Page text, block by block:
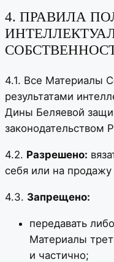
4. ПРАВИЛА
4.1. Все Материалы
результатами
Дины Беляевой
законодательством
4.2. Разрешено:
себя или на
4.3. Запрещено:
передавать
Материалы
и частично;